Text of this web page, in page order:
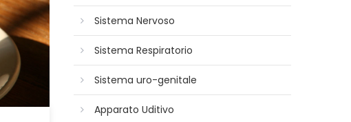
Sistema Nervoso
Sistema Respiratorio
Sistema uro-genitale
Apparato Uditivo